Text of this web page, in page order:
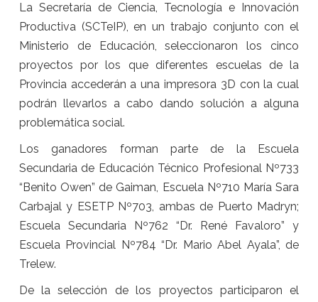
La Secretaría de Ciencia, Tecnología e Innovación
Productiva (SCTeIP), en un trabajo conjunto con el
Ministerio de Educación, seleccionaron los cinco
proyectos por los que diferentes escuelas de la
Provincia accederán a una impresora 3D con la cual
podrán llevarlos a cabo dando solución a alguna
problemática social.
Los ganadores forman parte de la Escuela
Secundaria de Educación Técnico Profesional Nº733
“Benito Owen” de Gaiman, Escuela Nº710 María Sara
Carbajal y ESETP Nº703, ambas de Puerto Madryn;
Escuela Secundaria Nº762 “Dr. René Favaloro” y
Escuela Provincial Nº784 “Dr. Mario Abel Ayala”, de
Trelew.
De la selección de los proyectos participaron el